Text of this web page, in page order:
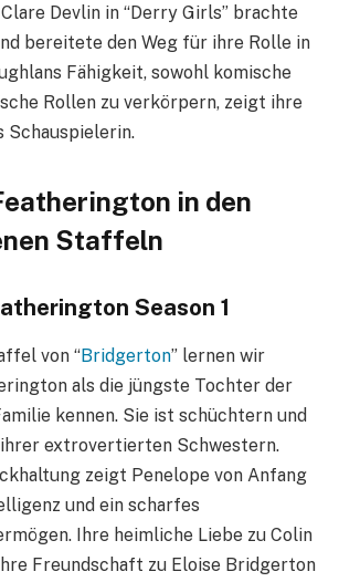
Devlin in “Derry Girls” brachte
bereitete den Weg für ihre Rolle in
Fähigkeit, sowohl komische
Rollen zu verkörpern, zeigt ihre
in den
Staffeln
Season 1
von “Bridgerton” lernen wir
als die jüngste Tochter der
kennen. Sie ist schüchtern und
extrovertierten Schwestern.
zeigt Penelope von Anfang
und ein scharfes
Ihre heimliche Liebe zu Colin
Freundschaft zu Eloise Bridgerton